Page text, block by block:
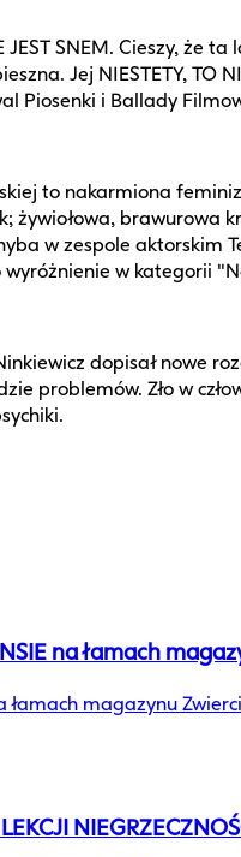
SNEM. Cieszy, że
Jej NIESTETY,
Piosenki i Ballady
to nakarmiona
żywiołowa,
w zespole aktorskim
wyróżnienie w kategorii
dopisał nowe
problemów. Zło w
na łamach
łamach magazynu